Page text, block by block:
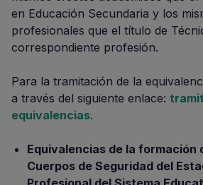
en Educación Secundaria y los
profesionales que el título de
correspondiente profesión.
Para la tramitación de la
a través del siguiente enlace:
equivalencias.
Equivalencias de la formación
Cuerpos de Seguridad del